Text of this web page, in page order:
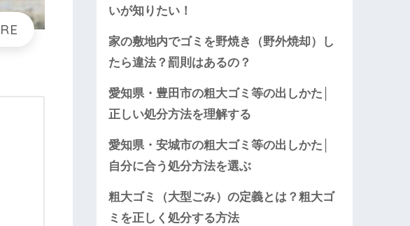
いが知りたい！
家の敷地内でゴミを野焼き（野外焼却）し
たら違法？罰則はあるの？
愛知県・豊田市の粗大ゴミ等の出しかた│
正しい処分方法を理解する
愛知県・安城市の粗大ゴミ等の出しかた│
自分に合う処分方法を選ぶ
粗大ゴミ（大型ごみ）の定義とは？粗大ゴ
ミを正しく処分する方法